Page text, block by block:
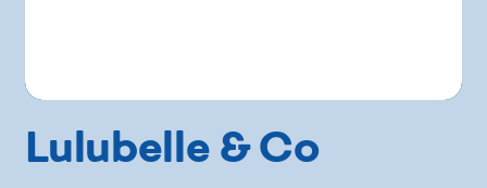
Lulubelle & Co